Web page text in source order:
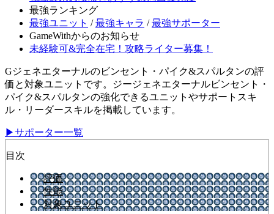
最強ランキング
最強ユニット /最強キャラ /最強サポーター
GameWithからのお知らせ
未経験可&完全在宅！攻略ライター募集！
Gジェネエターナルのビンセント・パイク&スパルタンの評
価と対象ユニットです。ジージェネエターナルビンセント・
パイク&スパルタンの強化できるユニットやサポートスキ
ル・リーダースキルを掲載しています。
▶サポーター一覧
目次
評価
性能
対象ユニット